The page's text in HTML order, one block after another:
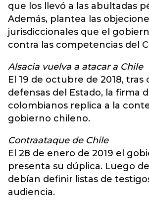
que los llevó a las abultadas
Además, plantea las
jurisdiccionales que el
contra las competencias del
Alsacia vuelva a atacar a Chile
El 19 de octubre de 2018, tras
defensas del Estado, la firma
colombianos replica a la
gobierno chileno.
Contraataque de Chile
El 28 de enero de 2019 el
presenta su dúplica. Luego
debían definir listas de
audiencia.